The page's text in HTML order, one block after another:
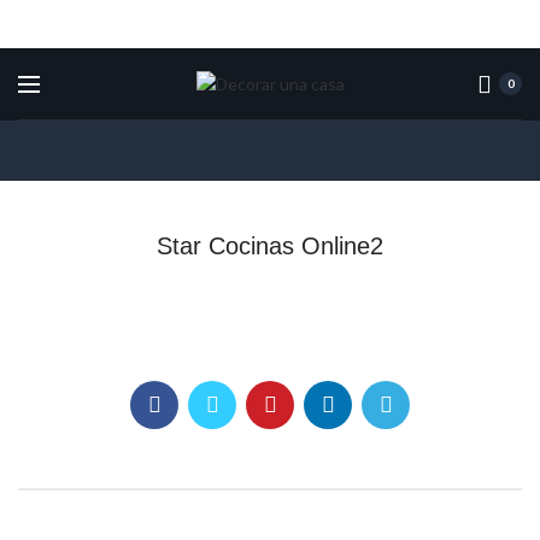
0
Star Cocinas Online2